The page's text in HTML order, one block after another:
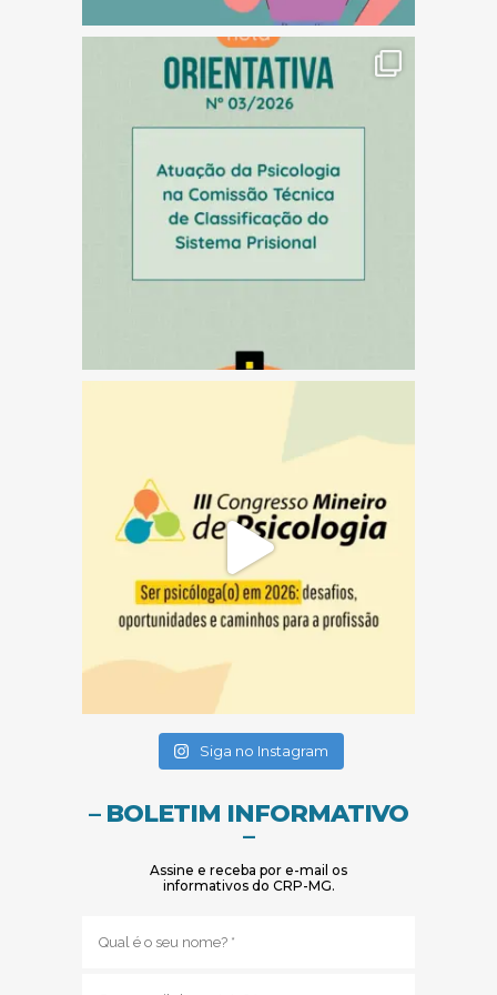
Siga no Instagram
– BOLETIM INFORMATIVO
–
Assine e receba por e-mail os
informativos do CRP-MG.